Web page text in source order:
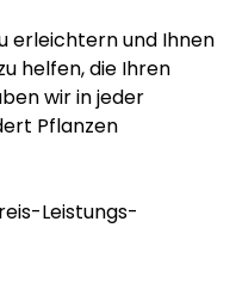
erleichtern und Ihnen
helfen, die Ihren
wir in jeder
Pflanzen
Leistungs-